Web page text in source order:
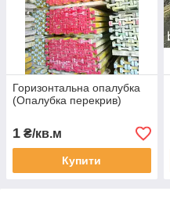
Горизонтальна опалубка
(Опалубка перекрив)
1 ₴/кв.м
Купити